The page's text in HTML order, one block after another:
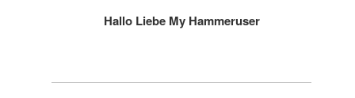
Hallo Liebe My Hammeruser